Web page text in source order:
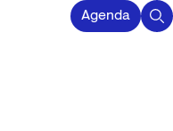
Agenda